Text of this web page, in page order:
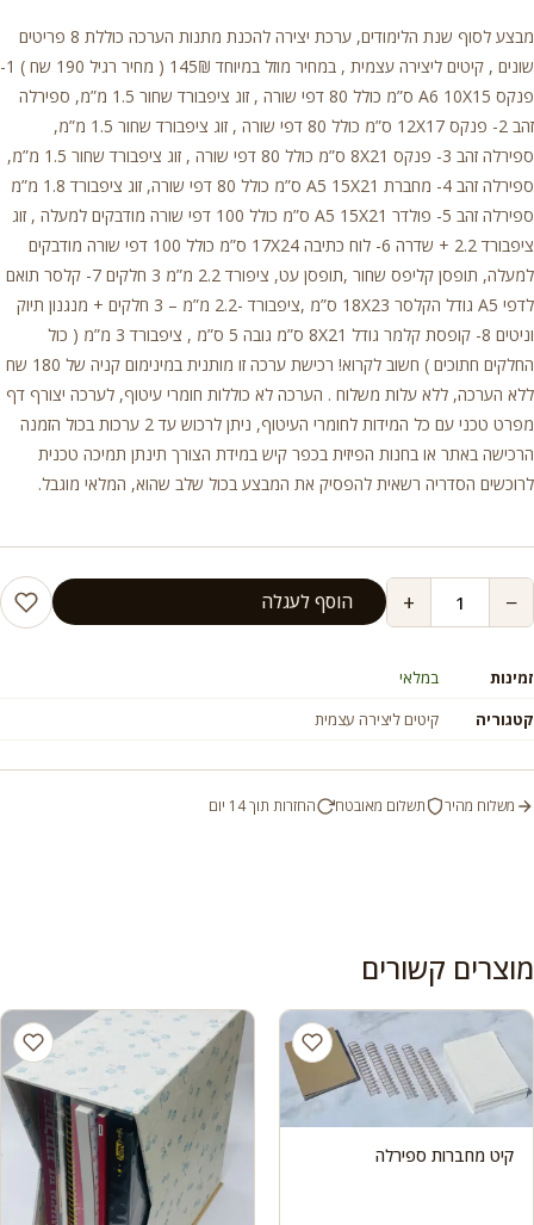
מבצע לסוף שנת הלימודים, ערכת יצירה להכנת מתנות הערכה כוללת 8 פריטים
שונים , קיטים ליצירה עצמית , במחיר מוזל במיוחד 145₪ ( מחיר רגיל 190 שח ) 1-
פנקס A6 10X15 ס”מ כולל 80 דפי שורה , זוג ציפבורד שחור 1.5 מ”מ, ספירלה
זהב 2- פנקס 12X17 ס”מ כולל 80 דפי שורה , זוג ציפבורד שחור 1.5 מ”מ,
ספירלה זהב 3- פנקס 8X21 ס”מ כולל 80 דפי שורה , זוג ציפבורד שחור 1.5 מ”מ,
ספירלה זהב 4- מחברת A5 15X21 ס”מ כולל 80 דפי שורה, זוג ציפבורד 1.8 מ”מ
ספירלה זהב 5- פולדר A5 15X21 ס”מ כולל 100 דפי שורה מודבקים למעלה , זוג
ציפבורד 2.2 + שדרה 6- לוח כתיבה 17X24 ס”מ כולל 100 דפי שורה מודבקים
למעלה, תופסן קליפס שחור ,תופסן עט, ציפורד 2.2 מ”מ 3 חלקים 7- קלסר תואם
לדפי A5 גודל הקלסר 18X23 ס”מ ,ציפבורד -2.2 מ”מ – 3 חלקים + מנגנון תיוק
וניטים 8- קופסת קלמר גודל 8X21 ס”מ גובה 5 ס”מ , ציפבורד 3 מ”מ ( כול
החלקים חתוכים ) חשוב לקרוא! רכישת ערכה זו מותנית במינימום קניה של 180 שח
ללא הערכה, ללא עלות משלוח . הערכה לא כוללות חומרי עיטוף, לערכה יצורף דף
מפרט טכני עם כל המידות לחומרי העיטוף, ניתן לרכוש עד 2 ערכות בכול הזמנה
הרכישה באתר או בחנות הפיזית בכפר קיש במידת הצורך תינתן תמיכה טכנית
לרוכשים הסדריה רשאית להפסיק את המבצע בכול שלב שהוא, המלאי מוגבל.
−
+ הוסף לעגלה
זמינות
במלאי
קטגוריה
קיטים ליצירה עצמית
משלוח מהיר תשלום מאובטח החזרות תוך 14 יום
מוצרים קשורים
קיט מחברות ספירלה